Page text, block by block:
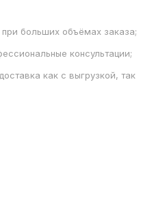
больших объёмах заказа;
консультации;
как с выгрузкой, так